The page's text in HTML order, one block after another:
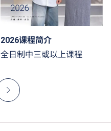
2026课程简介
全日制中三或以上课程